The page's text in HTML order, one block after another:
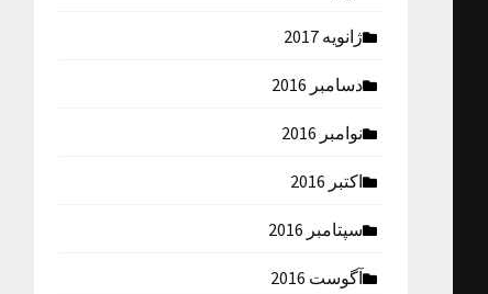
ژانویه 2017
دسامبر 2016
نوامبر 2016
اکتبر 2016
سپتامبر 2016
آگوست 2016